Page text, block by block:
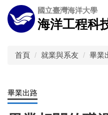
跳
到
主
國立臺灣海洋大學
海洋工程科
首頁 就業與系友 畢業
畢業出路